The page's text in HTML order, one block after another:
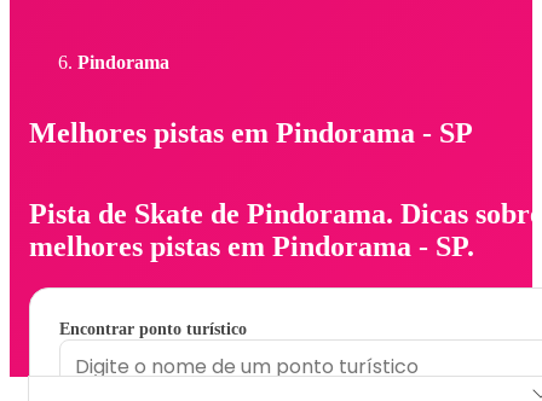
Pindorama
Melhores pistas em Pindorama - SP
Pista de Skate de Pindorama. Dicas sobre
melhores pistas em Pindorama - SP.
Encontrar ponto turístico